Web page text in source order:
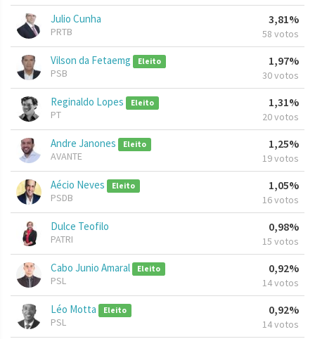
Julio Cunha
PRTB
3,81%
58 votos
Vilson da Fetaemg Eleito
PSB
1,97%
30 votos
Reginaldo Lopes Eleito
PT
1,31%
20 votos
Andre Janones Eleito
AVANTE
1,25%
19 votos
Aécio Neves Eleito
PSDB
1,05%
16 votos
Dulce Teofilo
PATRI
0,98%
15 votos
Cabo Junio Amaral Eleito
PSL
0,92%
14 votos
Léo Motta Eleito
PSL
0,92%
14 votos